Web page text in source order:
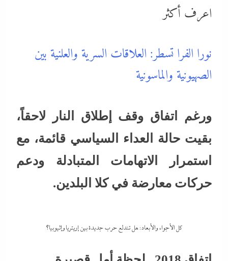
اعرف أكثر
نورا الفرا تسطر: العلاقات السرية والعلنية بين
الصهيونية والماسونية
ورغم اتفاق وقف إطلاق النار لاحقاً،
بقيت حالة العداء السياسي قائمة، مع
استمرار الاتهامات المتبادلة ودعم
حركات معارضة في كلا البلدين.
كل الأجواء والأبعاد: هل تندلع حرب جديدة بين إريتريا وإثيوبيا؟